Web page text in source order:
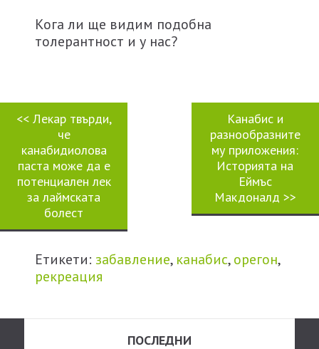
Кога ли ще видим подобна
толерантност и у нас?
<<Лекар твърди,
че
канабидиолова
паста може да е
потенциален лек
за лаймската
болест
Канабис и
разнообразните
му приложения:
Историята на
Еймъс
Макдоналд >>
Етикети: забавление, канабис,орегон,
рекреация
ПОСЛЕДНИ